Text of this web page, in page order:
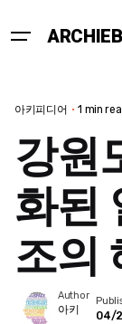
content
아키피디어 1 min
강원
화된
조의
Author
아키
04/